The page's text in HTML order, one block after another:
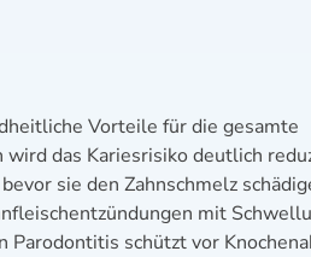
Vorteile für die gesamte
das Kariesrisiko deutlich
sie den Zahnschmelz
mit
schützt vor